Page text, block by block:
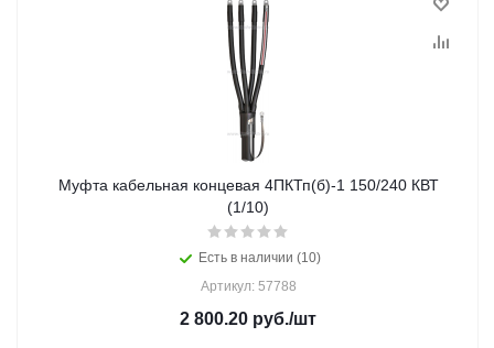
Муфта кабельная концевая 4ПКТп(б)-1 150/240 КВТ
(1/10)
Есть в наличии (10)
Артикул: 57788
2 800.20 руб./шт